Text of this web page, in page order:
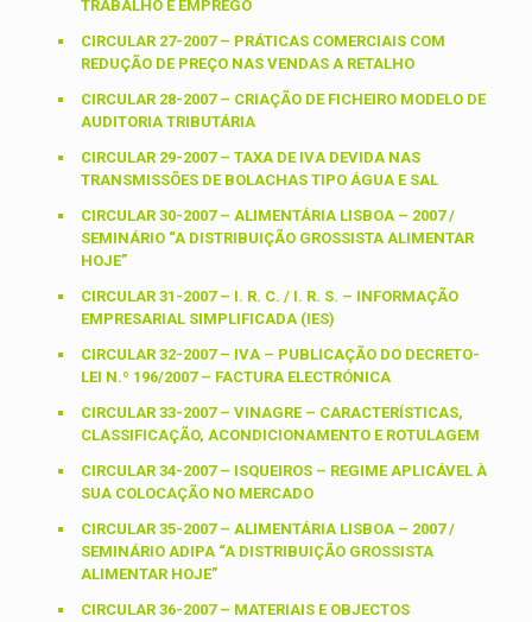
TRABALHO E EMPREGO
CIRCULAR 27-2007 – PRÁTICAS COMERCIAIS COM
REDUÇÃO DE PREÇO NAS VENDAS A RETALHO
CIRCULAR 28-2007 – CRIAÇÃO DE FICHEIRO MODELO DE
AUDITORIA TRIBUTÁRIA
CIRCULAR 29-2007 – TAXA DE IVA DEVIDA NAS
TRANSMISSÕES DE BOLACHAS TIPO ÁGUA E SAL
CIRCULAR 30-2007 – ALIMENTÁRIA LISBOA – 2007 /
SEMINÁRIO “A DISTRIBUIÇÃO GROSSISTA ALIMENTAR
HOJE”
CIRCULAR 31-2007 – I. R. C. / I. R. S. – INFORMAÇÃO
EMPRESARIAL SIMPLIFICADA (IES)
CIRCULAR 32-2007 – IVA – PUBLICAÇÃO DO DECRETO-
LEI N.º 196/2007 – FACTURA ELECTRÓNICA
CIRCULAR 33-2007 – VINAGRE – CARACTERÍSTICAS,
CLASSIFICAÇÃO, ACONDICIONAMENTO E ROTULAGEM
CIRCULAR 34-2007 – ISQUEIROS – REGIME APLICÁVEL À
SUA COLOCAÇÃO NO MERCADO
CIRCULAR 35-2007 – ALIMENTÁRIA LISBOA – 2007 /
SEMINÁRIO ADIPA “A DISTRIBUIÇÃO GROSSISTA
ALIMENTAR HOJE”
CIRCULAR 36-2007 – MATERIAIS E OBJECTOS